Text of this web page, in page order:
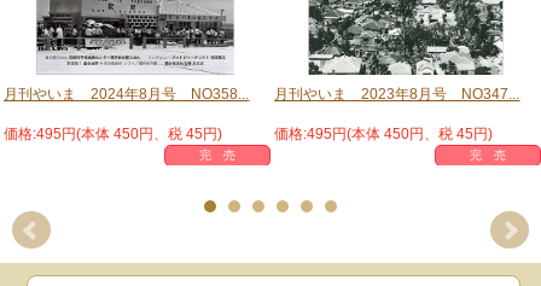
インタビュー
平良 八重子
月刊やいま 2024年8月号 NO358...
価格:495円(本体 450円、税 45円)
完 売
月刊やいま 2023年8月号 NO347...
価格:495円(本体 450円、税 45円)
完 売